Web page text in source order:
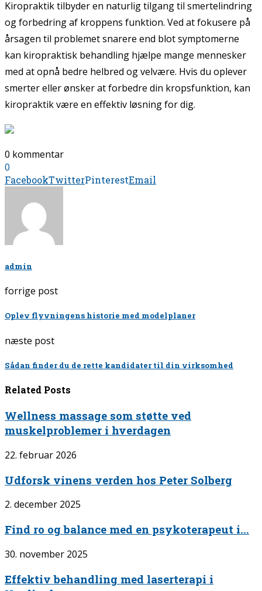
Kiropraktik tilbyder en naturlig tilgang til smertelindring
og forbedring af kroppens funktion. Ved at fokusere på
årsagen til problemet snarere end blot symptomerne
kan kiropraktisk behandling hjælpe mange mennesker
med at opnå bedre helbred og velvære. Hvis du oplever
smerter eller ønsker at forbedre din kropsfunktion, kan
kiropraktik være en effektiv løsning for dig.
0 kommentar
0
FacebookTwitterPinterestEmail
admin
forrige post
Oplev flyvningens historie med modelplaner
næste post
Sådan finder du de rette kandidater til din virksomhed
Related Posts
Wellness massage som støtte ved
muskelproblemer i hverdagen
22. februar 2026
Udforsk vinens verden hos Peter Solberg
2. december 2025
Find ro og balance med en psykoterapeut i...
30. november 2025
Effektiv behandling med laserterapi i